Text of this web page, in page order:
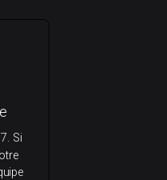
Si